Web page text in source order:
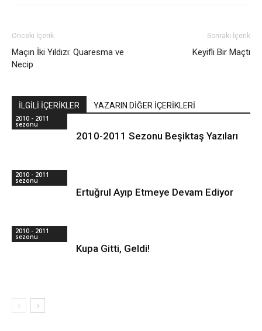
Önceki İçerik
Maçın İki Yıldızı: Quaresma ve
Necip
Sonraki İçerik
Keyifli Bir Maçtı
İLGİLİ İÇERİKLER YAZARIN DİĞER İÇERİKLERİ
2010 - 2011
sezonu
2010-2011 Sezonu Beşiktaş Yazıları
2010 - 2011
sezonu
Ertuğrul Ayıp Etmeye Devam Ediyor
2010 - 2011
sezonu
Kupa Gitti, Geldi!